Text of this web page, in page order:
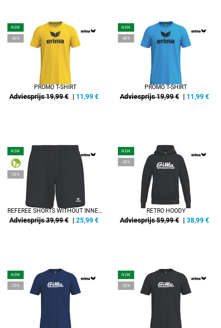
NEW
-40%
PROMO T-SHIRT
Adviesprijs 19,99 € | 11,99€
NEW
-40%
PROMO T-SHIRT
Adviesprijs 19,99 € | 11,99€
NEW
-35%
REFEREE SHORTS WITHOUT INNER SLIP
Adviesprijs 39,99 € | 25,99€
NEW
-35%
RETRO HOODY
Adviesprijs 59,99 € | 38,99€
NEW
-35%
NEW
-35%